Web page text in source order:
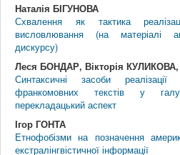
Наталія БІГУНОВА
Схвалення як тактика
висловлювання (на матеріалі
дискурсу)
Леся БОНДАР, Вікторія
Синтаксичні засоби реалізації
франкомовних текстів у
перекладацький аспект
Ігор ГОНТА
Етнофобізми на позначення
екстралінгвістичної інформації